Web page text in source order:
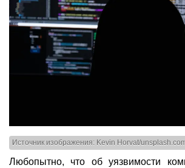
Источник изображения: Kevin Horvat/
Любопытно, что об уязвимости